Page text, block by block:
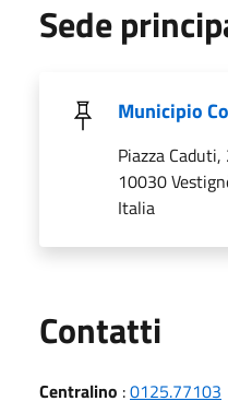
Sede
Municipio
Piazza Caduti,
10030
Italia
Contatti
Centralino :0125.77103